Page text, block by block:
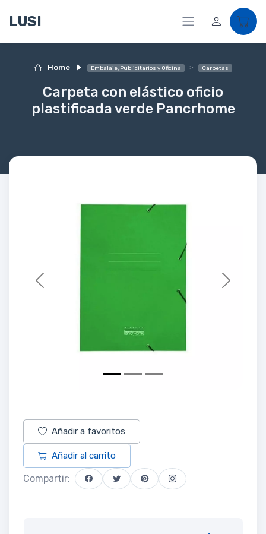
LUSI
Home Embalaje, Publicitarios y Oficina Carpetas
Carpeta con elástico oficio
plastificada verde Pancrhome
Previous Next
Añadir a favoritos
Añadir al carrito
Compartir: